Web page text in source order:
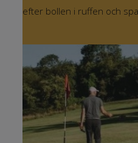
efter bollen i ruffen och